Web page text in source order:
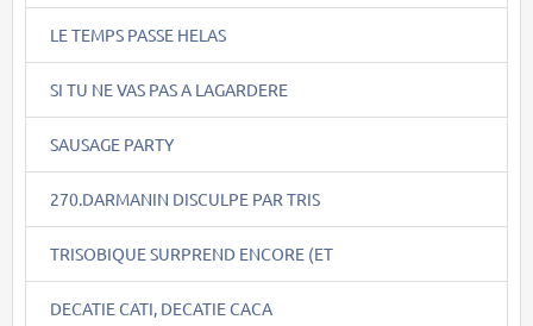
LE TEMPS PASSE HELAS
SI TU NE VAS PAS A LAGARDERE
SAUSAGE PARTY
270.DARMANIN DISCULPE PAR TRIS
TRISOBIQUE SURPREND ENCORE (ET
DECATIE CATI, DECATIE CACA